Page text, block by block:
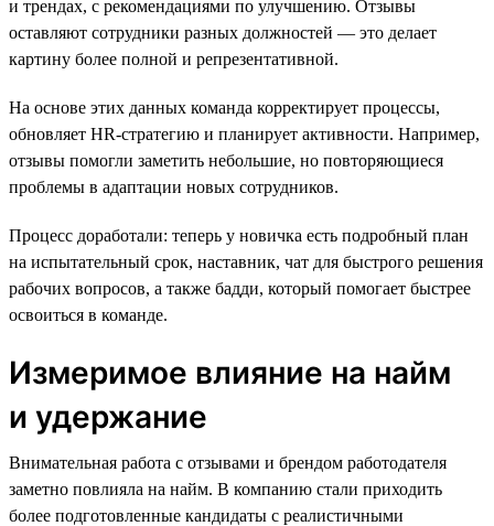
и трендах, с рекомендациями по улучшению. Отзывы
оставляют сотрудники разных должностей — это делает
картину более полной и репрезентативной.
На основе этих данных команда корректирует процессы,
обновляет HR-стратегию и планирует активности. Например,
отзывы помогли заметить небольшие, но повторяющиеся
проблемы в адаптации новых сотрудников.
Процесс доработали: теперь у новичка есть подробный план
на испытательный срок, наставник, чат для быстрого решения
рабочих вопросов, а также бадди, который помогает быстрее
освоиться в команде.
Измеримое влияние на найм
и удержание
Внимательная работа с отзывами и брендом работодателя
заметно повлияла на найм. В компанию стали приходить
более подготовленные кандидаты с реалистичными